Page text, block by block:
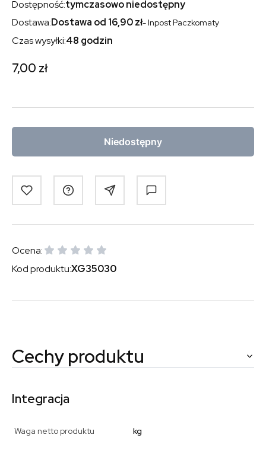
Dostępność:tymczasowo niedostępny
Dostawa:Dostawa od 16,90 zł- Inpost Paczkomaty
Czas wysyłki:48 godzin
Cena
7,00 zł
Niedostępny
Ocena:
Kod produktu:XG35030
Cechy produktu
Integracja
Waga netto produktu kg